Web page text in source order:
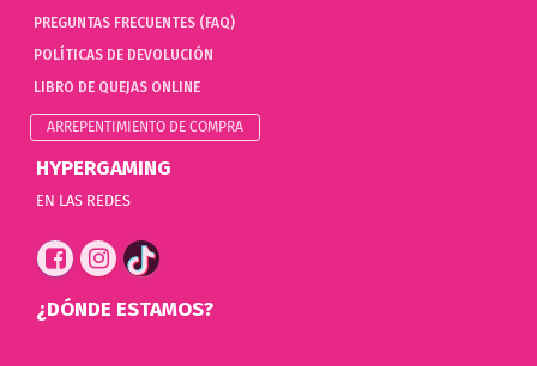
PREGUNTAS FRECUENTES (FAQ)
POLÍTICAS DE DEVOLUCIÓN
LIBRO DE QUEJAS ONLINE
ARREPENTIMIENTO DE COMPRA
HYPERGAMING
EN LAS REDES
¿DÓNDE ESTAMOS?